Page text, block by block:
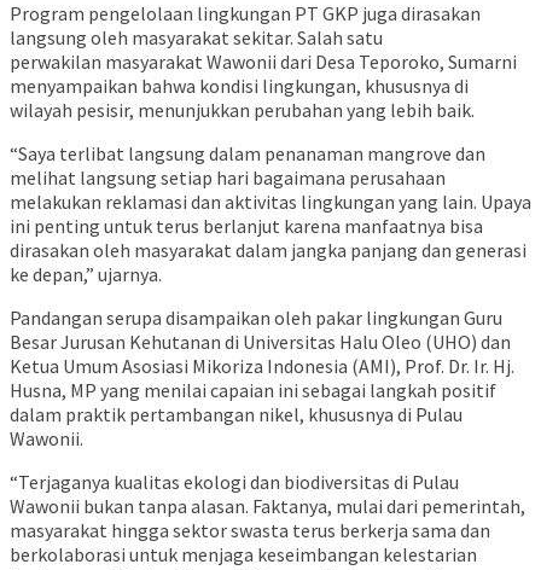
Program pengelolaan lingkungan PT GKP juga dirasakan
langsung oleh masyarakat sekitar. Salah satu
perwakilan masyarakat Wawonii dari Desa Teporoko, Sumarni
menyampaikan bahwa kondisi lingkungan, khususnya di
wilayah pesisir, menunjukkan perubahan yang lebih baik.
“Saya terlibat langsung dalam penanaman mangrove dan
melihat langsung setiap hari bagaimana perusahaan
melakukan reklamasi dan aktivitas lingkungan yang lain. Upaya
ini penting untuk terus berlanjut karena manfaatnya bisa
dirasakan oleh masyarakat dalam jangka panjang dan generasi
ke depan,” ujarnya.
Pandangan serupa disampaikan oleh pakar lingkungan Guru
Besar Jurusan Kehutanan di Universitas Halu Oleo (UHO) dan
Ketua Umum Asosiasi Mikoriza Indonesia (AMI), Prof. Dr. Ir. Hj.
Husna, MP yang menilai capaian ini sebagai langkah positif
dalam praktik pertambangan nikel, khususnya di Pulau
Wawonii.
“Terjaganya kualitas ekologi dan biodiversitas di Pulau
Wawonii bukan tanpa alasan. Faktanya, mulai dari pemerintah,
masyarakat hingga sektor swasta terus berkerja sama dan
berkolaborasi untuk menjaga keseimbangan kelestarian